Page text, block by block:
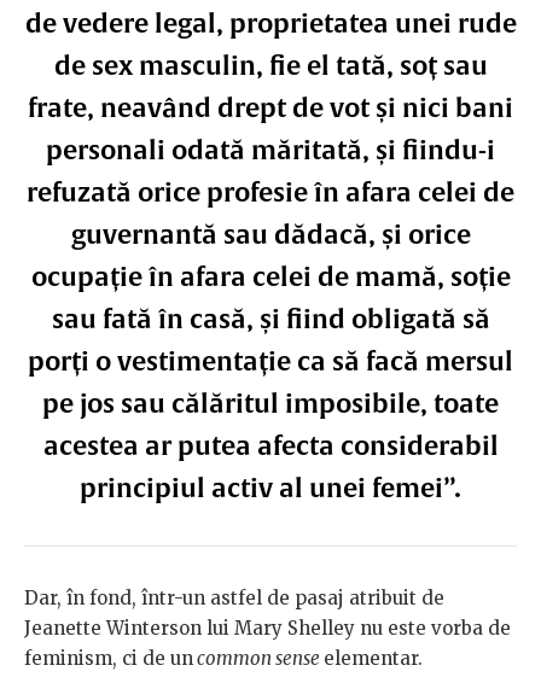
de vedere legal, proprietatea unei rude
de sex masculin, fie el tată, soț sau
frate, neavând drept de vot și nici bani
personali odată măritată, și fiindu-i
refuzată orice profesie în afara celei de
guvernantă sau dădacă, și orice
ocupație în afara celei de mamă, soție
sau fată în casă, și fiind obligată să
porți o vestimentație ca să facă mersul
pe jos sau călăritul imposibile, toate
acestea ar putea afecta considerabil
principiul activ al unei femei”.
Dar, în fond, într-un astfel de pasaj atribuit de
Jeanette Winterson lui Mary Shelley nu este vorba de
feminism, ci de uncommon sense elementar.